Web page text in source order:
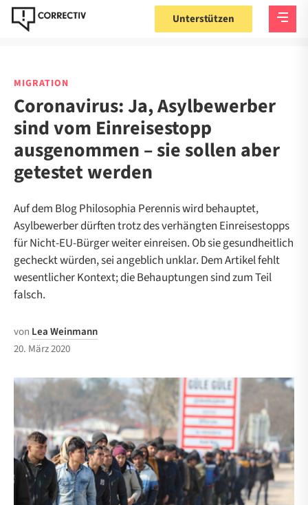
Unterstützen
MIGRATION
Coronavirus: Ja, Asylbewerber
sind vom Einreisestopp
ausgenommen – sie sollen aber
getestet werden
Auf dem Blog Philosophia Perennis wird behauptet,
Asylbewerber dürften trotz des verhängten Einreisestopps
für Nicht-EU-Bürger weiter einreisen. Ob sie gesundheitlich
gecheckt würden, sei angeblich unklar. Dem Artikel fehlt
wesentlicher Kontext; die Behauptungen sind zum Teil
falsch.
von Lea Weinmann
20. März 2020